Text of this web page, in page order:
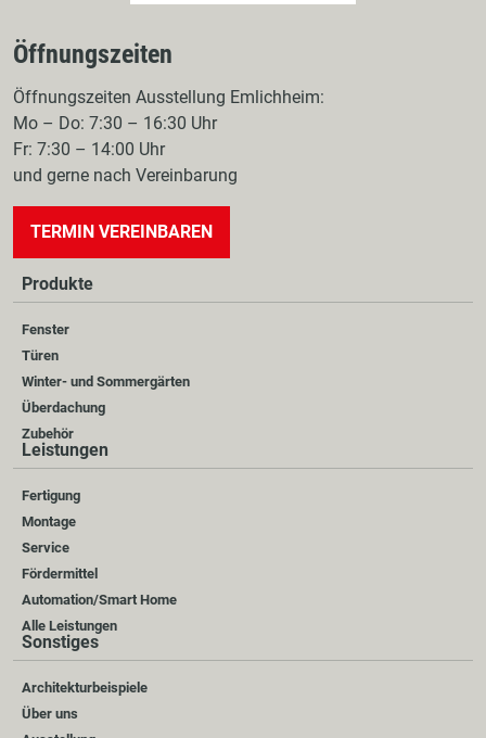
Öffnungszeiten
Öffnungszeiten Ausstellung Emlichheim:
Mo – Do: 7:30 – 16:30 Uhr
Fr: 7:30 – 14:00 Uhr
und gerne nach Vereinbarung
TERMIN VEREINBAREN
Produkte
Fenster
Türen
Winter- und Sommergärten
Überdachung
Zubehör
Leistungen
Fertigung
Montage
Service
Fördermittel
Automation/Smart Home
Alle Leistungen
Sonstiges
Architekturbeispiele
Über uns